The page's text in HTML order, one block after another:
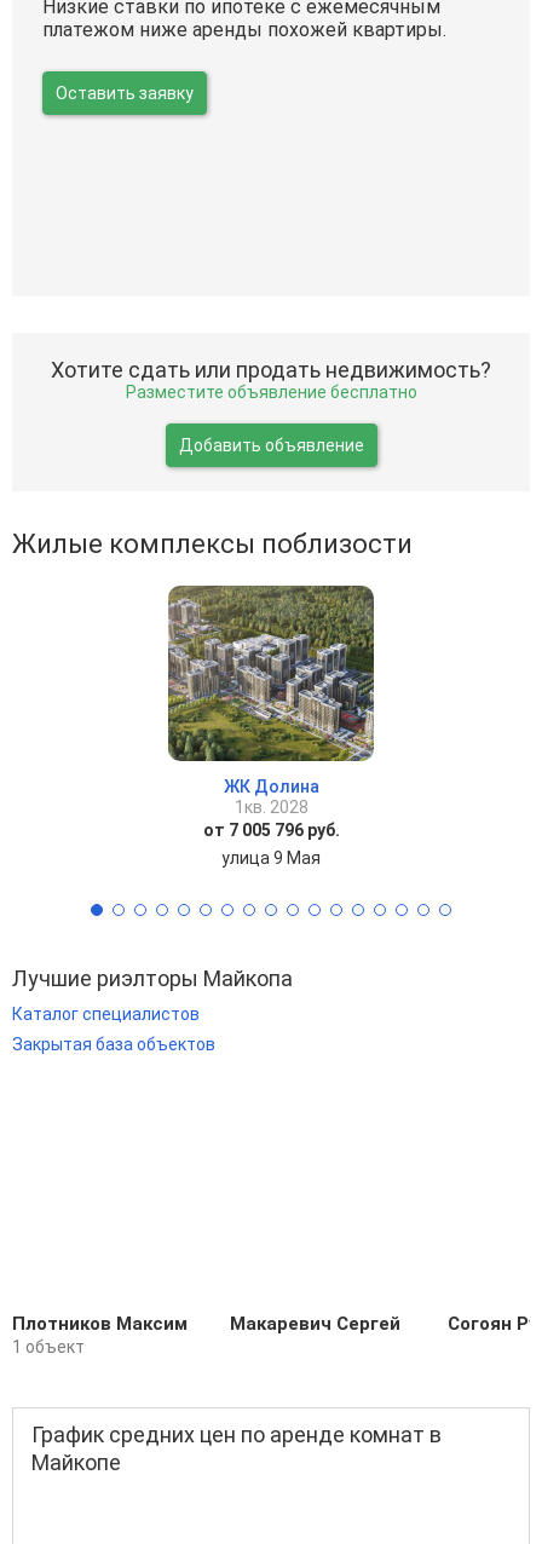
Низкие ставки по ипотеке с ежемесячным
платежом ниже аренды похожей квартиры.
Оставить заявку
Хотите сдать или продать недвижимость?
Разместите объявление бесплатно
Добавить объявление
Жилые комплексы поблизости
ЖК Долина
1кв. 2028
от 7 005 796 руб.
улица 9 Мая
Лучшие риэлторы Майкопа
Каталог специалистов
Закрытая база объектов
Плотников Максим
1 объект
Макаревич Сергей Согоян
График средних цен по аренде комнат в
Майкопе